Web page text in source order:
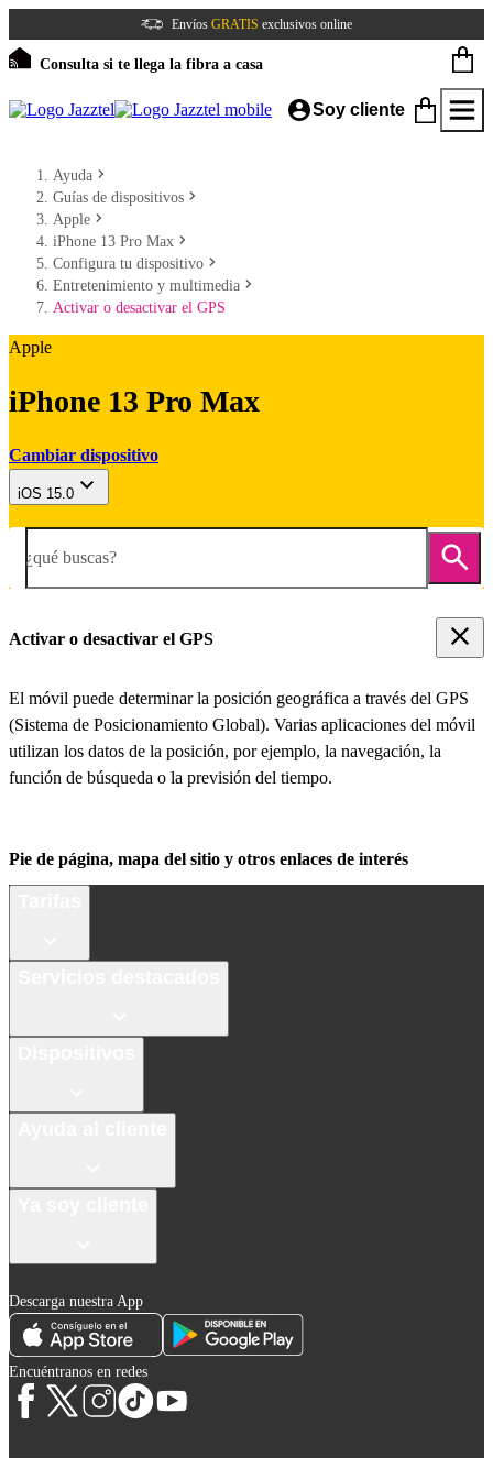
Envíos GRATIS exclusivos online
Consulta si te llega la fibra a casa
Soy cliente
Ayuda
Guías de dispositivos
Apple
iPhone 13 Pro Max
Configura tu dispositivo
Entretenimiento y multimedia
Activar o desactivar el GPS
Apple
iPhone 13 Pro Max
Cambiar dispositivo
iOS 15.0
¿qué buscas?
Activar o desactivar el GPS
El móvil puede determinar la posición geográfica a través del GPS
(Sistema de Posicionamiento Global). Varias aplicaciones del móvil
utilizan los datos de la posición, por ejemplo, la navegación, la
función de búsqueda o la previsión del tiempo.
Pie de página, mapa del sitio y otros enlaces de interés
Descarga nuestra App
Encuéntranos en redes